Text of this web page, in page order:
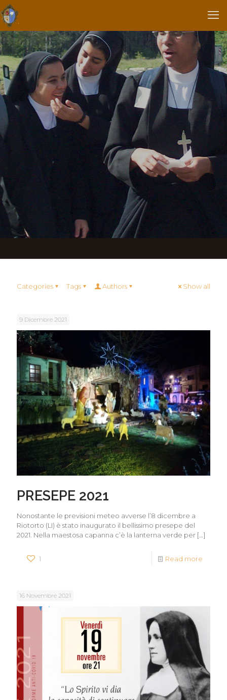
Categories Tags Authors Show all
9 Dicembre 2021
PRESEPE 2021
Nonostante le previsioni meteo avverse l’8 dicembre a
Riotorto (LI) è stato inaugurato il bellissimo presepe del
2021. Nella maestosa capanna c’è la lanterna verde per […]
1 Read more
16 Novembre 2021